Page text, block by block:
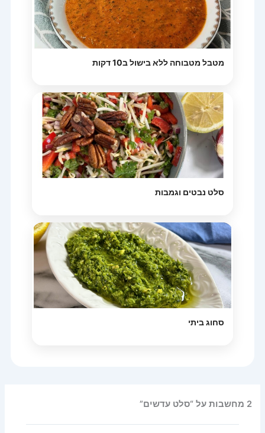
מטבל מטבוחה ללא בישול ב10 דקות
סלט נבטים וגמבות
סחוג ביתי
2 מחשבות על “סלט עדשים”